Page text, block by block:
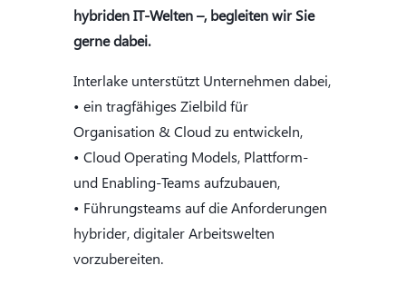
hybriden IT-Welten –, begleiten wir Sie
gerne dabei.
Interlake unterstützt Unternehmen dabei,
• ein tragfähiges Zielbild für
Organisation & Cloud zu entwickeln,
• Cloud Operating Models, Plattform-
und Enabling-Teams aufzubauen,
• Führungsteams auf die Anforderungen
hybrider, digitaler Arbeitswelten
vorzubereiten.